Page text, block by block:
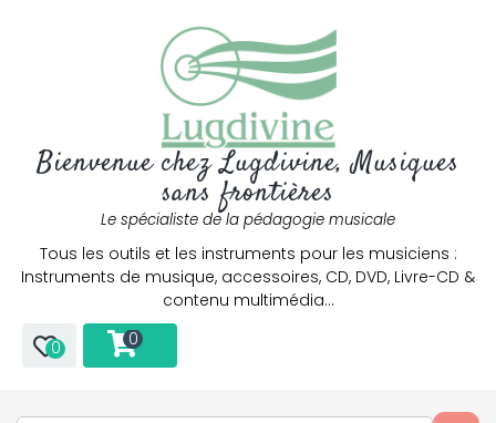
Bienvenue chez Lugdivine, Musiques
sans frontières
Le spécialiste de la pédagogie musicale
Tous les outils et les instruments pour les musiciens :
Instruments de musique, accessoires, CD, DVD, Livre-CD &
contenu multimédia…
0 0